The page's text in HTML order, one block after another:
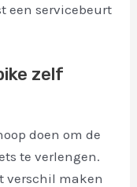
een servicebeurt
zelf
doen om de
te verlengen.
verschil maken